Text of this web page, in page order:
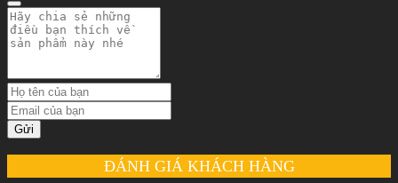
Gửi
ĐÁNH GIÁ KHÁCH HÀNG